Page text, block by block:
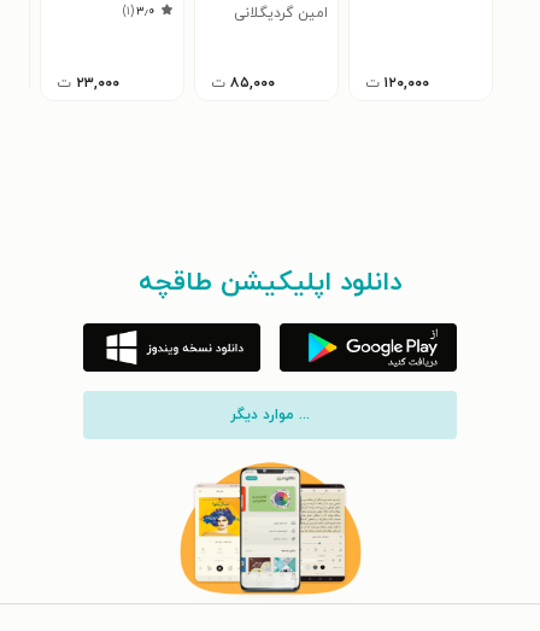
۱۲۰,۰۰۰ ت
باغ
امین گردیگلانی
۸۵,۰۰۰ ت
۳٫۰(۱)
۲۳,۰۰۰ ت
دانلود اپلیکیشن طاقچه
... موارد دیگر